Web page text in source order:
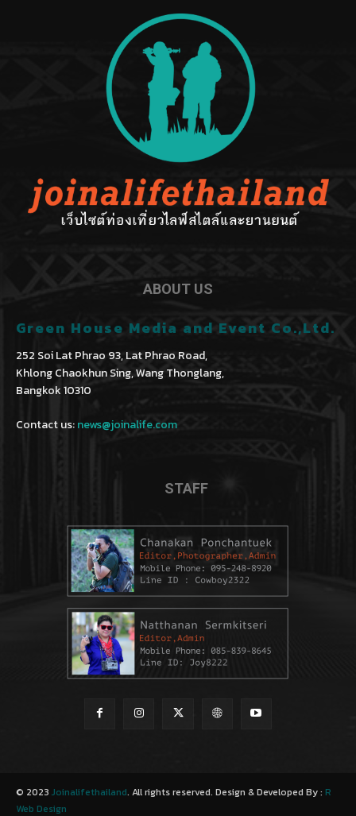
ABOUT US
Green House Media and Event Co.,Ltd.
252 Soi Lat Phrao 93, Lat Phrao Road,
Khlong Chaokhun Sing, Wang Thonglang,
Bangkok 10310
Contact us:news@joinalife.com
STAFF
© 2023 Joinalifethailand. All rights reserved. Design & Developed By : R
Web Design